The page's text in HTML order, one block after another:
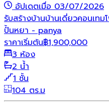
อัปเดตเมื่อ 03/07/2026
รับสร้างบ้านบ้านเดี่ยวคอนเทม
ปั้นหยา - panya
ราคาเริ่มต้น฿1,900,000
3 ห้อง
2 น้ำ
1 ชั้น
104 ตร.ม